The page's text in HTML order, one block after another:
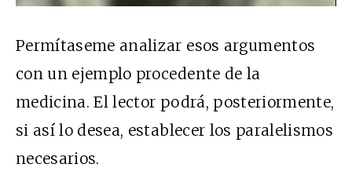
Permítaseme analizar esos argumentos
con un ejemplo procedente de la
medicina. El lector podrá, posteriormente,
si así lo desea, establecer los paralelismos
necesarios.